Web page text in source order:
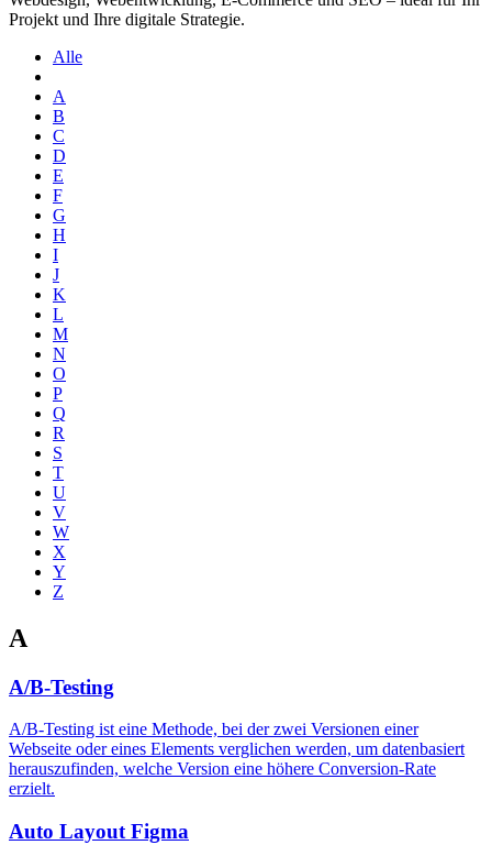
Projekt und Ihre digitale Strategie.
Alle
A
B
C
D
E
F
G
H
I
J
K
L
M
N
O
P
Q
R
S
T
U
V
W
X
Y
Z
A
A/B-Testing
A/B-Testing ist eine Methode, bei der zwei Versionen einer
Webseite oder eines Elements verglichen werden, um datenbasiert
herauszufinden, welche Version eine höhere Conversion-Rate
erzielt.
Auto Layout Figma